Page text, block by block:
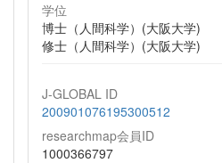
学位
博士（人間科学）(大阪大学)
修士（人間科学）(大阪大学)
J-GLOBAL ID
200901076195300512
researchmap会員ID
1000366797